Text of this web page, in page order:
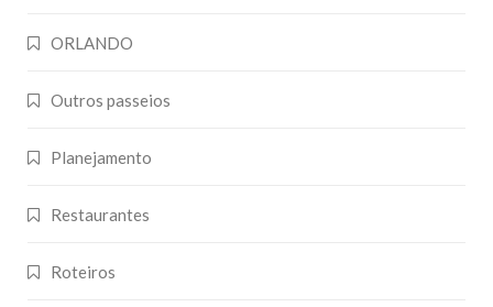
ORLANDO
Outros passeios
Planejamento
Restaurantes
Roteiros